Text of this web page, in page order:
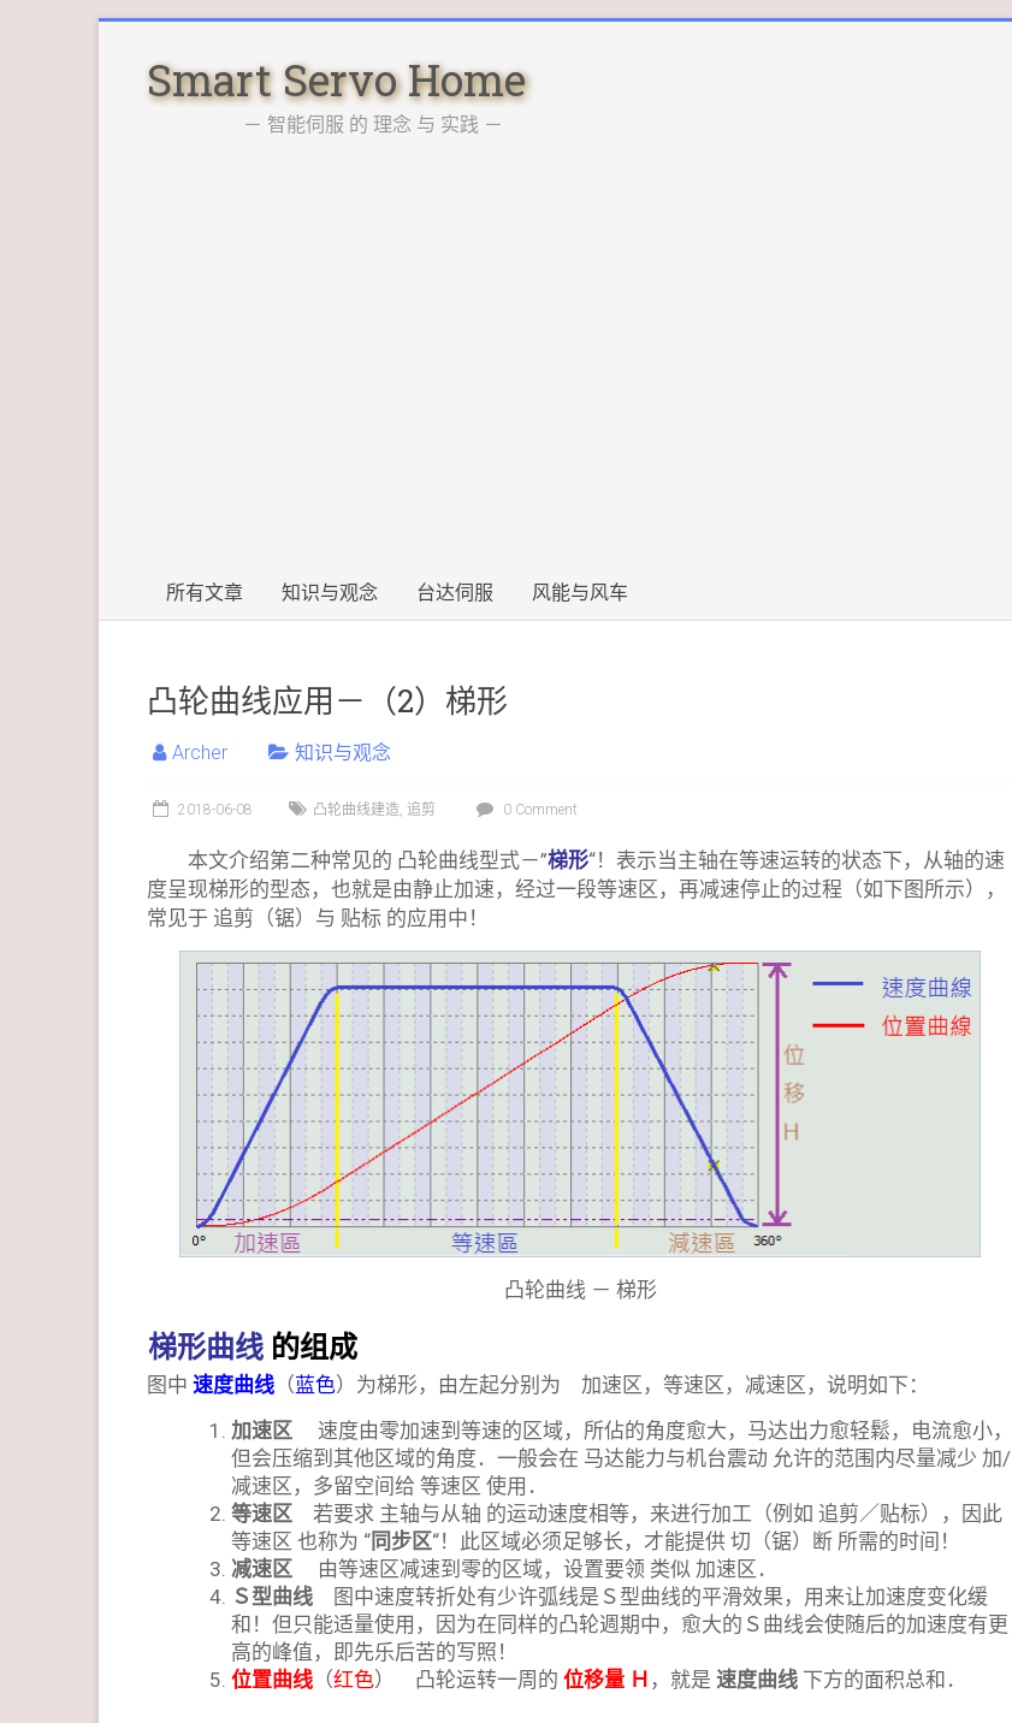
contentSmart Servo Home
－ 智能伺服 的 理念 与 实践 －
所有文章 知识与观念 台达伺服 风能与风车
凸轮曲线应用－（2）梯形
Archer 知识与观念
2018-06-08 凸轮曲线建造, 追剪 0 Comment
本文介绍第二种常见的 凸轮曲线型式－”梯形“！表示当主轴在等速运转的状态下，从轴的速
度呈现梯形的型态，也就是由静止加速，经过一段等速区，再减速停止的过程（如下图所示），
常见于 追剪（锯）与 贴标 的应用中！
凸轮曲线 － 梯形
梯形曲线 的组成
图中 速度曲线 （蓝色）为梯形，由左起分别为 加速区，等速区，减速区，说明如下：
加速区
速度由零加速到等速的区域，所佔的角度愈大，马达出力愈轻鬆，电流愈小，
但会压缩到其他区域的角度．一般会在 马达能力与机台震动 允许的范围内尽量减少 加/
减速区，多留空间给 等速区 使用．
等速区 若要求 主轴与从轴 的运动速度相等，来进行加工（例如 追剪／贴标），因此
等速区 也称为 “ 同步区“！此区域必须足够长，才能提供 切（锯）断 所需的时间！
减速区
由等速区减速到零的区域，设置要领 类似 加速区．
Ｓ型曲线 图中速度转折处有少许弧线是Ｓ型曲线的平滑效果，用来让加速度变化缓
和！但只能适量使用，因为在同样的凸轮週期中，愈大的Ｓ曲线会使随后的加速度有更
高的峰值，即先乐后苦的写照！
位置曲线 （红色） 凸轮运转一周的 位移量 Ｈ ，就是 速度曲线 下方的面积总和．